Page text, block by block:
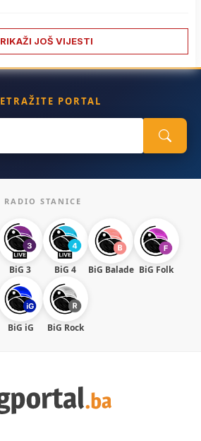
JOŠ VIJESTI
PORTAL
RADIO STANICE
BiG 3 BiG 4 BiG Balade BiG Folk
BiG iG BiG Rock